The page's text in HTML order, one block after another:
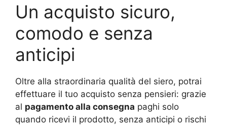
Un acquisto sicuro,
comodo e senza
anticipi
Oltre alla straordinaria qualità del siero, potrai
effettuare il tuo acquisto senza pensieri: grazie
al pagamento alla consegna paghi solo
quando ricevi il prodotto, senza anticipi o rischi